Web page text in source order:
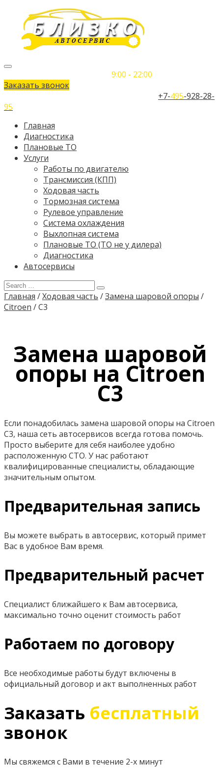
9:00 - 22:00
Заказать звонок
+7-495-928-28-
95
Главная
Диагностика
Плановые ТО
Услуги
Работы по двигателю
Трансмиссия (КПП)
Ходовая часть
Тормозная система
Рулевое управление
Система охлаждения
Выхлопная система
Плановые ТО (ТО не у дилера)
Диагностика
Автосервисы
Главная /Ходовая часть /Замена шаровой опоры /
Citroen /C3
Замена шаровой
опоры на Citroen
C3
Если понадобилась замена шаровой опоры на Citroen
C3, наша сеть автосервисов всегда готова помочь.
Просто выберите для себя наиболее удобно
расположенную СТО. У нас работают
квалифицированные специалисты, обладающие
значительным опытом.
Предварительная запись
Вы можете выбрать в автосервис, который примет
Вас в удобное Вам время.
Предварительный расчет
Специалист ближайшего к Вам автосервиса,
максимально точно оценит стоимость работ
Работаем по договору
Все необходимые работы будут включены в
официальный договор и акт выполненных работ
Заказать бесплатный
звонок
Мы свяжемся с Вами в течение 2-х минут